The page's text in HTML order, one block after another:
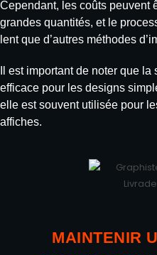
Cependant, les coûts peuvent
grandes quantités, et le
lent que d’autres méthodes
Il est important de noter que
efficace pour les designs
elle est souvent utilisée pour
affiches.
MAINTENIR